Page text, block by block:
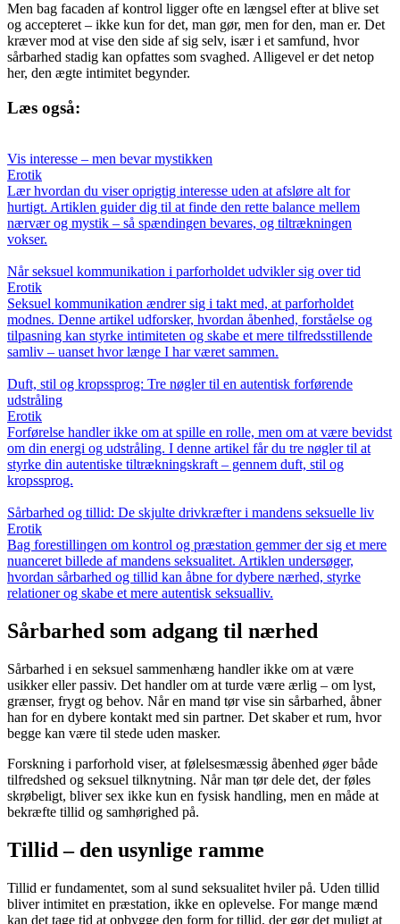
Men bag facaden af kontrol ligger ofte en længsel efter at blive set
og accepteret – ikke kun for det, man gør, men for den, man er. Det
kræver mod at vise den side af sig selv, især i et samfund, hvor
sårbarhed stadig kan opfattes som svaghed. Alligevel er det netop
her, den ægte intimitet begynder.
Læs også:
Vis interesse – men bevar mystikken
Erotik
Lær hvordan du viser oprigtig interesse uden at afsløre alt for
hurtigt. Artiklen guider dig til at finde den rette balance mellem
nærvær og mystik – så spændingen bevares, og tiltrækningen
vokser.
Når seksuel kommunikation i parforholdet udvikler sig over tid
Erotik
Seksuel kommunikation ændrer sig i takt med, at parforholdet
modnes. Denne artikel udforsker, hvordan åbenhed, forståelse og
tilpasning kan styrke intimiteten og skabe et mere tilfredsstillende
samliv – uanset hvor længe I har været sammen.
Duft, stil og kropssprog: Tre nøgler til en autentisk forførende
udstråling
Erotik
Forførelse handler ikke om at spille en rolle, men om at være bevidst
om din energi og udstråling. I denne artikel får du tre nøgler til at
styrke din autentiske tiltrækningskraft – gennem duft, stil og
kropssprog.
Sårbarhed og tillid: De skjulte drivkræfter i mandens seksuelle liv
Erotik
Bag forestillingen om kontrol og præstation gemmer der sig et mere
nuanceret billede af mandens seksualitet. Artiklen undersøger,
hvordan sårbarhed og tillid kan åbne for dybere nærhed, styrke
relationer og skabe et mere autentisk seksualliv.
Sårbarhed som adgang til nærhed
Sårbarhed i en seksuel sammenhæng handler ikke om at være
usikker eller passiv. Det handler om at turde være ærlig – om lyst,
grænser, frygt og behov. Når en mand tør vise sin sårbarhed, åbner
han for en dybere kontakt med sin partner. Det skaber et rum, hvor
begge kan være til stede uden masker.
Forskning i parforhold viser, at følelsesmæssig åbenhed øger både
tilfredshed og seksuel tilknytning. Når man tør dele det, der føles
skrøbeligt, bliver sex ikke kun en fysisk handling, men en måde at
bekræfte tillid og samhørighed på.
Tillid – den usynlige ramme
Tillid er fundamentet, som al sund seksualitet hviler på. Uden tillid
bliver intimitet en præstation, ikke en oplevelse. For mange mænd
kan det tage tid at opbygge den form for tillid, der gør det muligt at